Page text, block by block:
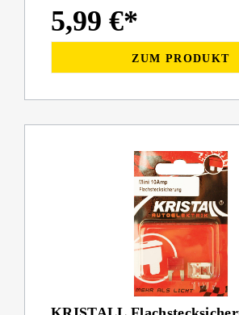
5,99 €*
ZUM PRODUKT